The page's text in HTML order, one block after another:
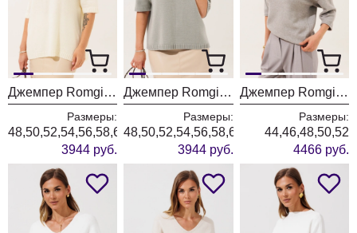
Джемпер Romgil РВ0465-ШЕ5 молочный
Размеры:
48,50,52,54,56,58,60
3944 руб.
Джемпер Romgil РВ0465-ШЕ5 водопад
Размеры:
48,50,52,54,56,58,60
3944 руб.
Джемпер Romgil РВ0464-ВИ5 серый меланж
Размеры:
44,46,48,50,52
4466 руб.